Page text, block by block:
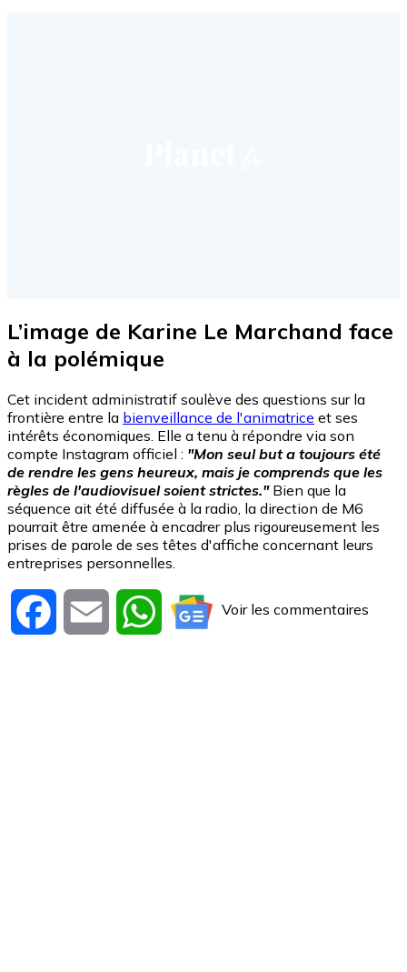
L’image de Karine Le Marchand face
à la polémique
Cet incident administratif soulève des questions sur la
frontière entre la bienveillance de l'animatrice et ses
intérêts économiques. Elle a tenu à répondre via son
compte Instagram officiel : "Mon seul but a toujours été
de rendre les gens heureux, mais je comprends que les
règles de l'audiovisuel soient strictes."Bien que la
séquence ait été diffusée à la radio, la direction de M6
pourrait être amenée à encadrer plus rigoureusement les
prises de parole de ses têtes d'affiche concernant leurs
entreprises personnelles.
Facebook Email WhatsAppVoir les commentaires